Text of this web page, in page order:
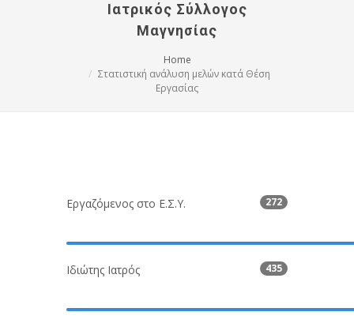
Ιατρικός Σύλλογος
Μαγνησίας
Home
Στατιστική ανάλυση μελών κατά Θέση
Εργασίας
272
Εργαζόμενος στο Ε.Σ.Υ.
435
Ιδιώτης Ιατρός